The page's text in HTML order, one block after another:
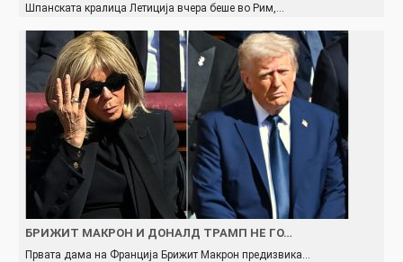
Шпанската кралица Летиција вчера беше во Рим,…
БРИЖИТ МАКРОН И ДОНАЛД ТРАМП НЕ ГО…
Првата дама на Франција Брижит Макрон предизвика…